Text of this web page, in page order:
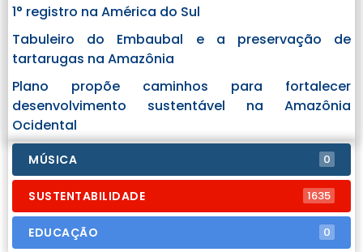
1° registro na América do Sul
Tabuleiro do Embaubal e a preservação de
tartarugas na Amazônia
Plano propõe caminhos para fortalecer
desenvolvimento sustentável na Amazônia
Ocidental
MÚSICA 0
SUSTENTABILIDADE 1635
EDUCAÇÃO 0